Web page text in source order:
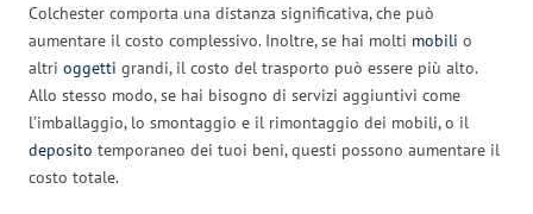
Colchester comporta una distanza significativa, che può
aumentare il costo complessivo. Inoltre, se hai molti mobili o
altri oggetti grandi, il costo del trasporto può essere più alto.
Allo stesso modo, se hai bisogno di servizi aggiuntivi come
l’imballaggio, lo smontaggio e il rimontaggio dei mobili, o il
deposito temporaneo dei tuoi beni, questi possono aumentare il
costo totale.